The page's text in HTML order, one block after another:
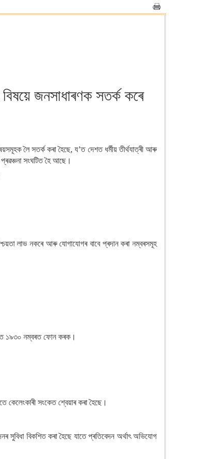
জনসাধাৰণক সতৰ্ক কৰে
লৈ সতৰ্ক কৰা হৈছে, য’ত দেশত ধৰ্মীয় তীৰ্থযাত্ৰী আৰু
সংঘটিত হৈ আছে।
লাভ নকৰে আৰু যোগাযোগৰ বাবে প্ৰদান কৰা নম্বৰসমূহ
১৯৩০ নম্বৰত ফোন কৰক।
কেলেংকাৰী সংকেত শ্বেয়াৰ কৰা হৈছে।
সুবিধা বিকশিত কৰা হৈছে যাতে প্ৰতিবেদন অৰ্থাৎ অভিযোগ